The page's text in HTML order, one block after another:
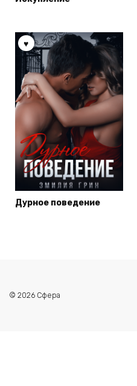
Дурное поведение
© 2026 Сфера